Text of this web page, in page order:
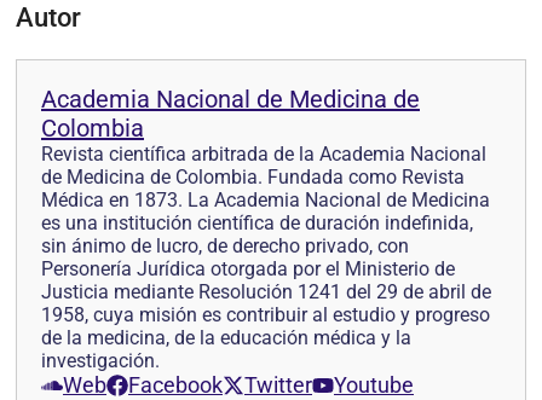
Autor
Academia Nacional de Medicina de
Colombia
Revista científica arbitrada de la Academia Nacional
de Medicina de Colombia. Fundada como Revista
Médica en 1873. La Academia Nacional de Medicina
es una institución científica de duración indefinida,
sin ánimo de lucro, de derecho privado, con
Personería Jurídica otorgada por el Ministerio de
Justicia mediante Resolución 1241 del 29 de abril de
1958, cuya misión es contribuir al estudio y progreso
de la medicina, de la educación médica y la
investigación.
Web Facebook Twitter Youtube